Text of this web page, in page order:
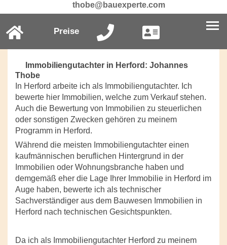
thobe@bauexperte.com
Preise
Immobiliengutachter in Herford: Johannes
Thobe
In Herford arbeite ich als Immobiliengutachter. Ich
bewerte hier Immobilien, welche zum Verkauf stehen.
Auch die Bewertung von Immobilien zu steuerlichen
oder sonstigen Zwecken gehören zu meinem
Programm in Herford.
Während die meisten Immobiliengutachter einen
kaufmännischen beruflichen Hintergrund in der
Immobilien oder Wohnungsbranche haben und
demgemäß eher die Lage Ihrer Immobilie in Herford im
Auge haben, bewerte ich als technischer
Sachverständiger aus dem Bauwesen Immobilien in
Herford nach technischen Gesichtspunkten.
Da ich als Immobiliengutachter Herford zu meinem